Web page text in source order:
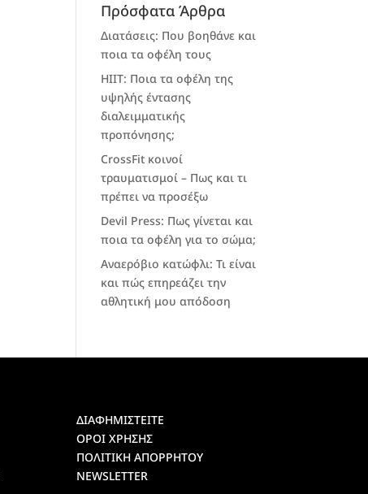
Πρόσφατα Άρθρα
Διατάσεις: Που βοηθάνε και
ποια τα οφέλη τους
HIIT: Ποια τα οφέλη της
υψηλής έντασης
διαλειμματικής
προπόνησης;
CrossFit κοινοί
τραυματισμοί – Πως και τι
πρέπει να προσέξω
Devil Press: Πως γίνεται και
ποια τα οφέλη για το σώμα;
Αναερόβιο κατώφλι: Τι είναι
και πώς επηρεάζει την
αθλητική μου απόδοση
ΔΙΑΦΗΜΙΣΤΕΙΤΕ
ΟΡΟΙ ΧΡΗΣΗΣ
ΠΟΛΙΤΙΚΗ ΑΠΟΡΡΗΤΟΥ
NEWSLETTER